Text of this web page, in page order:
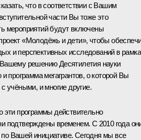
что в соответствии с Вашим
части Вы тоже это
мероприятий будут включены
«Молодёжь и дети», чтобы
и перспективных исследований в
решению Десятилетия науки
и программа мегагрантов, о которой Вы
с учёными, и многие другие.
эти программы действительно
подтверждены временем. С 2010 года
Вашей инициативе. Сегодня мы все